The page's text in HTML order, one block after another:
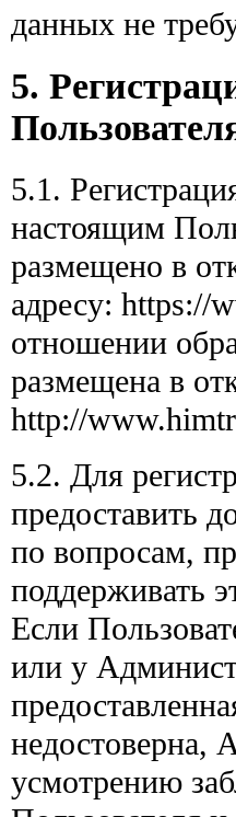
данных не
5.
5.1.
настоящим
размещено в
адресу: https://
отношении
размещена в
http://
5.2. Для
предоставить
по вопросам,
поддерживать
Если
или у
недостоверна,
усмотрению